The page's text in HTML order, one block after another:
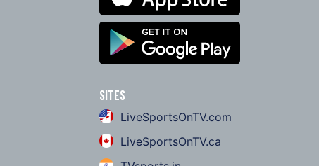
Sites
LiveSportsOnTV.com
LiveSportsOnTV.ca